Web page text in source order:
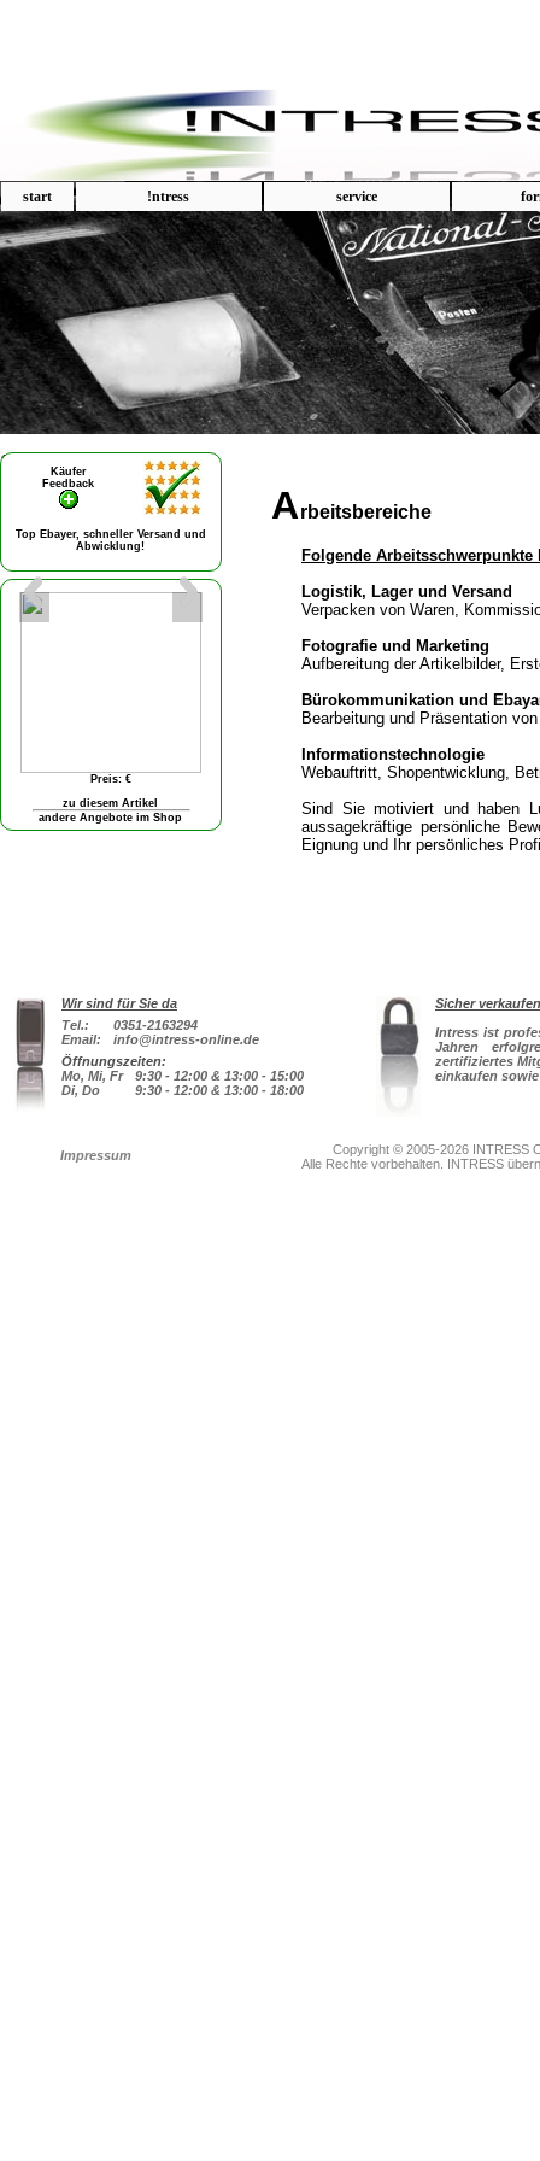
start !ntress service
Arbeitsbereiche
Folgende
Logistik, Lager und Versand
Verpacken von Waren,
Fotografie und Marketing
Aufbereitung der Artikelbilder,
Bürokommunikation und
Bearbeitung und Präsentation
Informationstechnologie
Webauftritt, Shopentwicklung,
Sind Sie motiviert und haben
aussagekräftige persönliche
Eignung und Ihr persönliches
Wir sind für Sie da
Tel.:
0351-2163294
Email:
info@intress-online.de
Öffnungszeiten:
Mo, Mi, Fr
9:30 - 12:00 & 13:00 - 15:00
Di, Do
9:30 - 12:00 & 13:00 - 18:00
Sicher
Intress ist
Jahren
zertifiziertes
einkaufen
Impressum
Copyright © 2005-2026 INTRESS
Alle Rechte vorbehalten. INTRESS